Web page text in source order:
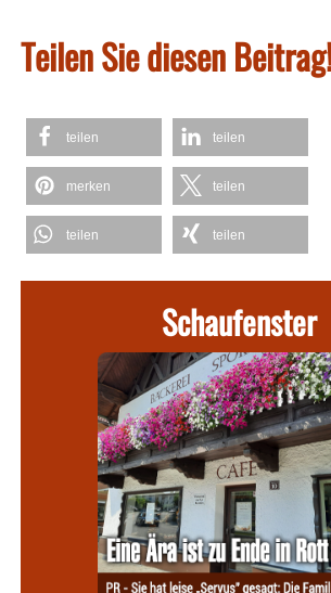
Teilen Sie diesen
teilen teilen
merken teilen
teilen teilen
Schaufenster